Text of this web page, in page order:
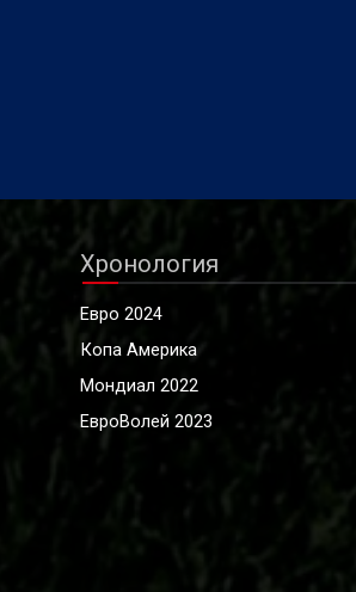
Хронология
Евро 2024
Копа Америка
Мондиал 2022
ЕвроВолей 2023